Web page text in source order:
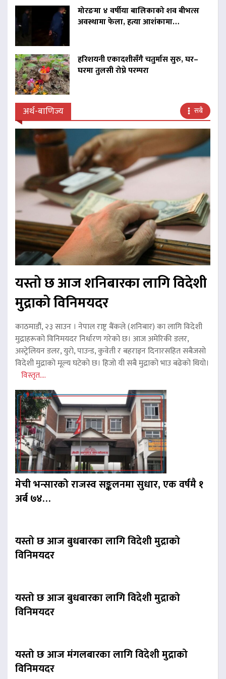
मोरङमा ४ वर्षीया बालिकाको शव बीभत्स
अवस्थामा फेला, हत्या आशंकामा…
हरिशयनी एकादशीसँगै चतुर्मास सुरु, घर–
घरमा तुलसी रोप्ने परम्परा
अर्थ-बाणिज्य सबै
यस्तो छ आज शनिबारका लागि विदेशी
मुद्राको विनिमयदर
काठमाडौं, २३ साउन । नेपाल राष्ट्र बैंकले (शनिबार) का लागि विदेशी
मुद्राहरूको विनिमयदर निर्धारण गरेको छ। आज अमेरिकी डलर,
अस्ट्रेलियन डलर, युरो, पाउन्ड, कुवेती र बहराइन दिनारसहित सबैजसो
विदेशी मुद्राको मूल्य घटेको छ। हिजो यी सबै मुद्राको भाउ बढेको थियो।
विस्तृत....
मेची भन्सारको राजस्व सङ्कलनमा सुधार, एक वर्षमै १
अर्ब ७४…
यस्तो छ आज बुधबारका लागि विदेशी मुद्राको
विनिमयदर
यस्तो छ आज बुधबारका लागि विदेशी मुद्राको
विनिमयदर
यस्तो छ आज मंगलबारका लागि विदेशी मुद्राको
विनिमयदर